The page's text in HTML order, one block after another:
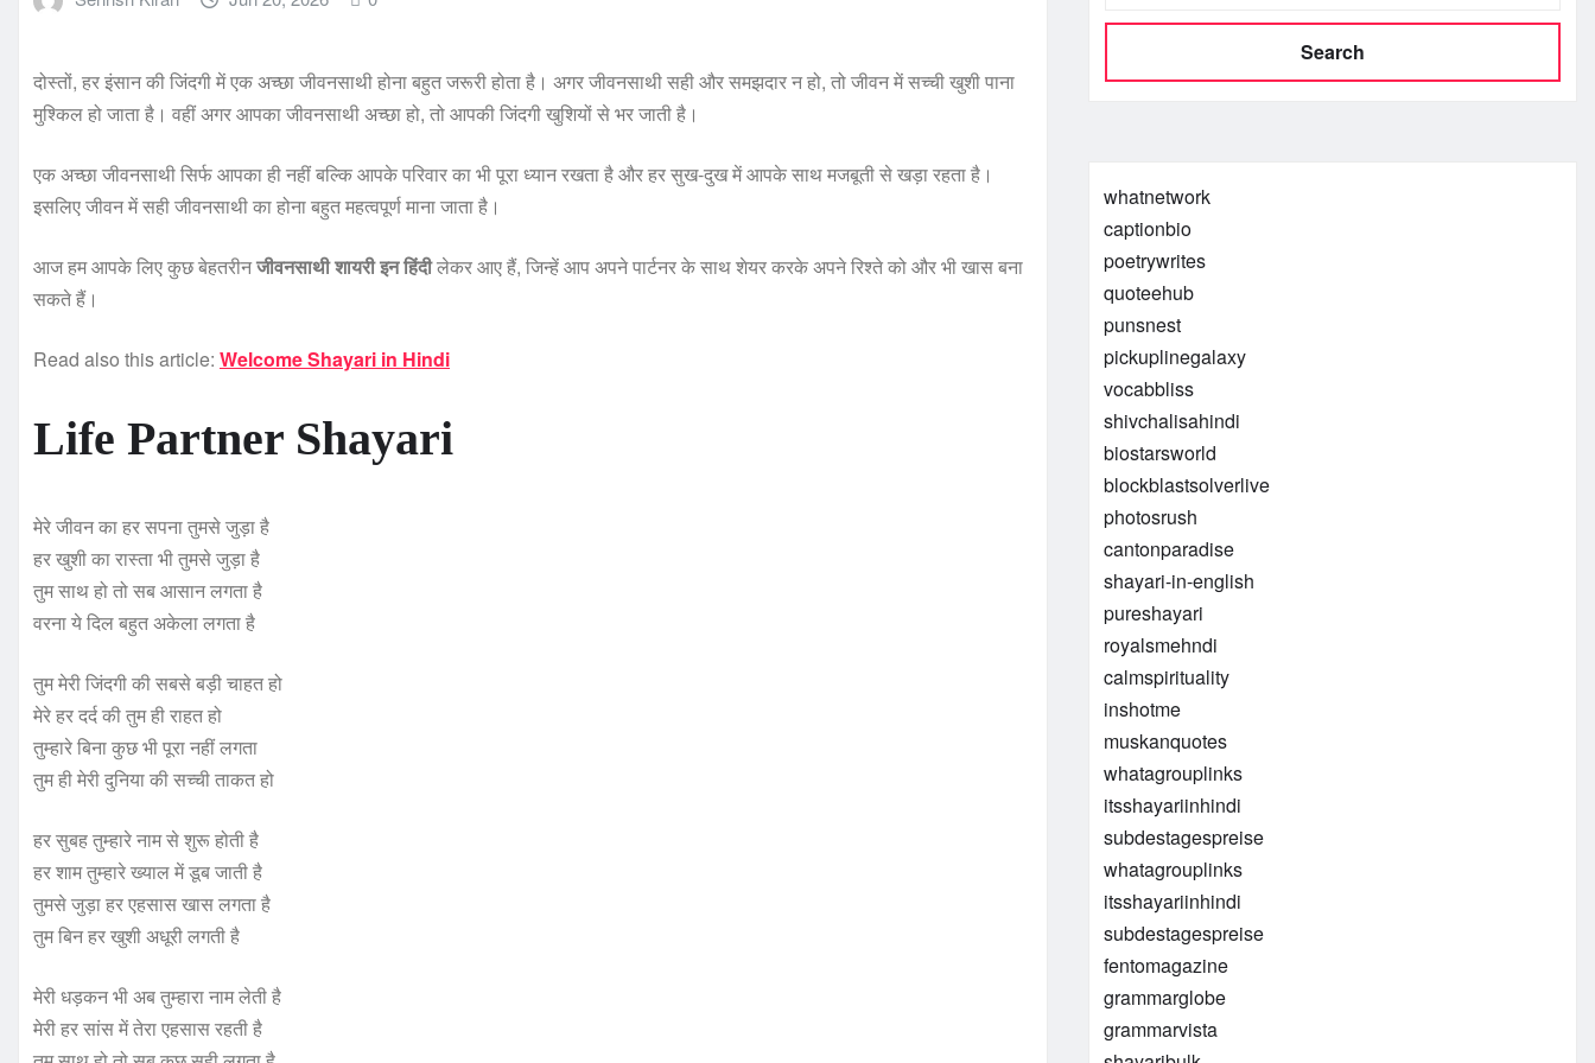
दोस्तों, हर इंसान की जिंदगी में एक अच्छा जीवनसाथी होना बहुत जरूरी होता है। अगर जीवनसाथी सही और समझदार न हो, तो जीवन में सच्ची खुशी पाना
मुश्किल हो जाता है। वहीं अगर आपका जीवनसाथी अच्छा हो, तो आपकी जिंदगी खुशियों से भर जाती है।
एक अच्छा जीवनसाथी सिर्फ आपका ही नहीं बल्कि आपके परिवार का भी पूरा ध्यान रखता है और हर सुख-दुख में आपके साथ मजबूती से खड़ा रहता है।
इसलिए जीवन में सही जीवनसाथी का होना बहुत महत्वपूर्ण माना जाता है।
आज हम आपके लिए कुछ बेहतरीनजीवनसाथी शायरी इन हिंदीलेकर आए हैं, जिन्हें आप अपने पार्टनर के साथ शेयर करके अपने रिश्ते को और भी खास बना
सकते हैं।
Read also this article: Welcome Shayari in Hindi
Life Partner Shayari
मेरे जीवन का हर सपना तुमसे जुड़ा है
हर खुशी का रास्ता भी तुमसे जुड़ा है
तुम साथ हो तो सब आसान लगता है
वरना ये दिल बहुत अकेला लगता है
तुम मेरी जिंदगी की सबसे बड़ी चाहत हो
मेरे हर दर्द की तुम ही राहत हो
तुम्हारे बिना कुछ भी पूरा नहीं लगता
तुम ही मेरी दुनिया की सच्ची ताकत हो
हर सुबह तुम्हारे नाम से शुरू होती है
हर शाम तुम्हारे ख्याल में डूब जाती है
तुमसे जुड़ा हर एहसास खास लगता है
तुम बिन हर खुशी अधूरी लगती है
मेरी धड़कन भी अब तुम्हारा नाम लेती है
मेरी हर सांस में तेरा एहसास रहती है
Search
whatnetwork
captionbio
poetrywrites
quoteehub
punsnest
pickuplinegalaxy
vocabbliss
shivchalisahindi
biostarsworld
blockblastsolverlive
photosrush
cantonparadise
shayari-in-english
pureshayari
royalsmehndi
calmspirituality
inshotme
muskanquotes
whatagrouplinks
itsshayariinhindi
subdestagespreise
whatagrouplinks
itsshayariinhindi
subdestagespreise
fentomagazine
grammarglobe
grammarvista